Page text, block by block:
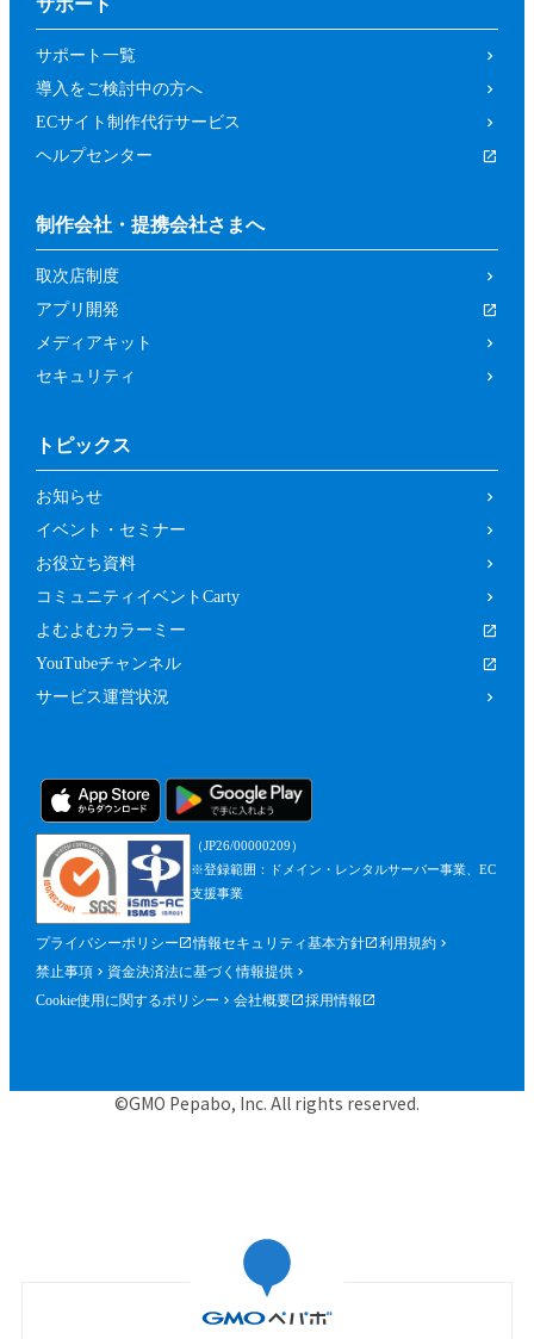
サポート
サポート一覧
導入をご検討中の方へ
ECサイト制作代行サービス
ヘルプセンター
制作会社・提携会社さまへ
取次店制度
アプリ開発
メディアキット
セキュリティ
トピックス
お知らせ
イベント・セミナー
お役立ち資料
コミュニティイベントCarty
よむよむカラーミー
YouTubeチャンネル
サービス運営状況
（JP26/00000209）
※登録範囲：ドメイン・レンタルサーバー事業、EC
支援事業
プライバシーポリシー 情報セキュリティ基本方針
利用規約
禁止事項
資金決済法に基づく情報提供
Cookie使用に関するポリシー
会社概要 採用情報
©GMO Pepabo, Inc. All rights reserved.